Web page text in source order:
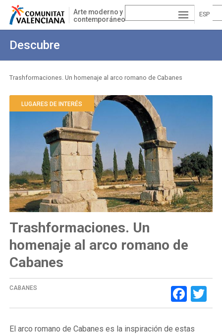
Pasar
contenido
Arte moderno y
contemporáneo
ESP
Descubre
Sobrescribir
enlaces
navegación
Trashformaciones. Un homenaje al arco romano de Cabanes
LUGARES DE INTERÉS
Trashformaciones. Un
homenaje al arco romano de
Cabanes
CABANES
El arco romano de Cabanes es la inspiración de estas